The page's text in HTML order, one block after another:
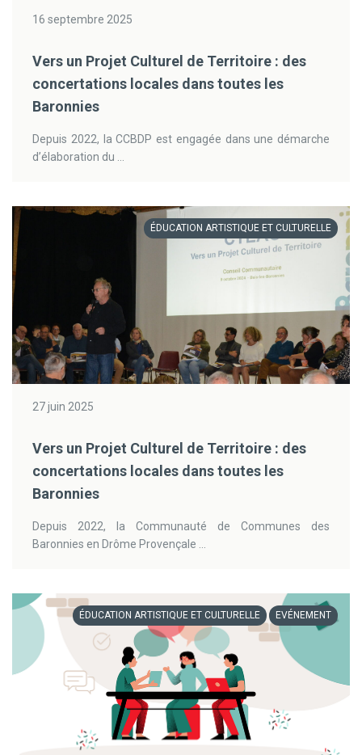
16 septembre 2025
Vers un Projet Culturel de Territoire : des
concertations locales dans toutes les
Baronnies
Depuis 2022, la CCBDP est engagée dans une démarche
d’élaboration du ...
ÉDUCATION ARTISTIQUE ET CULTURELLE
27 juin 2025
Vers un Projet Culturel de Territoire : des
concertations locales dans toutes les
Baronnies
Depuis 2022, la Communauté de Communes des
Baronnies en Drôme Provençale ...
ÉDUCATION ARTISTIQUE ET CULTURELLE EVÉNEMENT